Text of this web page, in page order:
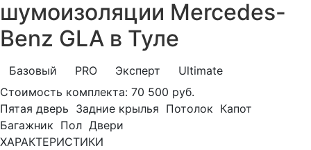
шумоизоляции Mercedes-
Benz GLA в Туле
Базовый PRO Эксперт
Ultimate
Стоимость комплекта: 70 500 руб.
Пятая дверь Задние крылья Потолок Капот
Багажник Пол Двери
ХАРАКТЕРИСТИКИ